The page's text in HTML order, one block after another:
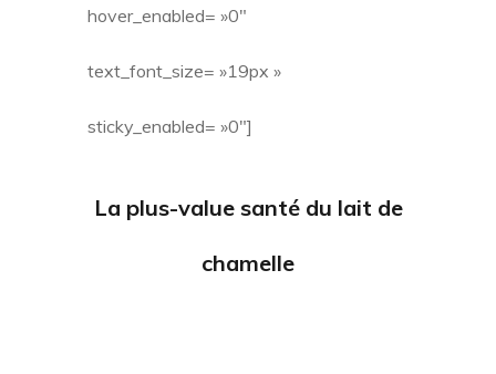
hover_enabled= »0″
text_font_size= »19px »
sticky_enabled= »0″]
La plus-value santé du lait de
chamelle